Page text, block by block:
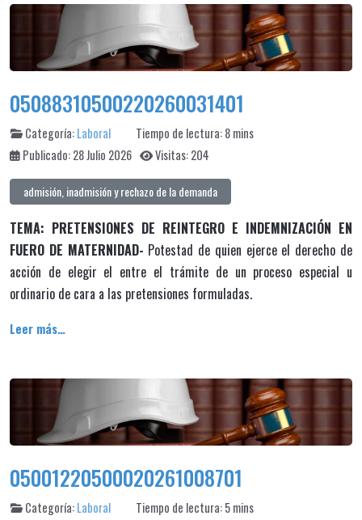
05088310500220260031401
Categoría:Laboral
Tiempo de lectura: 8 mins
Publicado: 28 Julio 2026
Visitas: 204
admisión, inadmisión y rechazo de la demanda
TEMA: PRETENSIONES DE REINTEGRO E INDEMNIZACIÓN EN
FUERO DE MATERNIDAD- Potestad de quien ejerce el derecho de
acción de elegir el entre el trámite de un proceso especial u
ordinario de cara a las pretensiones formuladas.
Leer más…
05001220500020261008701
Categoría:Laboral
Tiempo de lectura: 5 mins